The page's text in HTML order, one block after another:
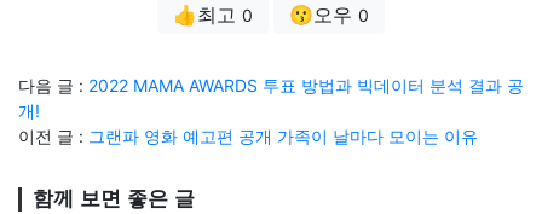
👍최고 0 😗오우 0
다음 글 : 2022 MAMA AWARDS 투표 방법과 빅데이터 분석 결과 공
개!
이전 글 : 그랜파 영화 예고편 공개 가족이 날마다 모이는 이유
함께 보면 좋은 글